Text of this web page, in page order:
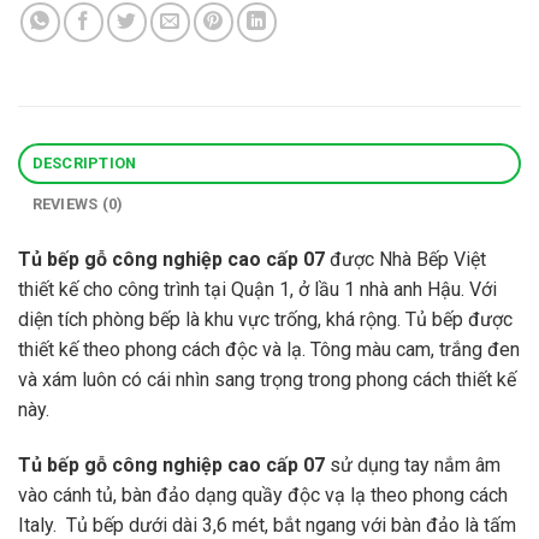
DESCRIPTION
REVIEWS (0)
Tủ bếp gỗ công nghiệp cao cấp 07 được Nhà Bếp Việt
thiết kế cho công trình tại Quận 1, ở lầu 1 nhà anh Hậu. Với
diện tích phòng bếp là khu vực trống, khá rộng. Tủ bếp được
thiết kế theo phong cách độc và lạ. Tông màu cam, trắng đen
và xám luôn có cái nhìn sang trọng trong phong cách thiết kế
này.
Tủ bếp gỗ công nghiệp cao cấp 07 sử dụng tay nắm âm
vào cánh tủ, bàn đảo dạng quầy độc vạ lạ theo phong cách
Italy. Tủ bếp dưới dài 3,6 mét, bắt ngang với bàn đảo là tấm